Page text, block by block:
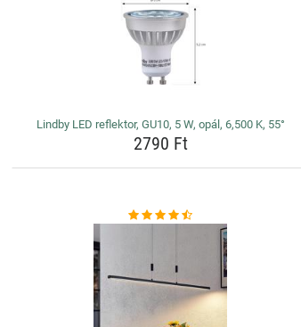
Lindby LED reflektor, GU10, 5 W, opál, 6,500 K, 55°
2790 Ft